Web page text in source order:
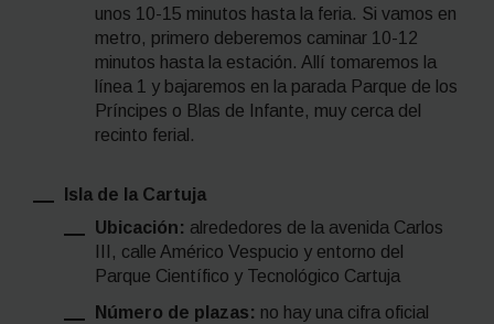
unos 10-15 minutos hasta la feria. Si vamos en
metro, primero deberemos caminar 10-12
minutos hasta la estación. Allí tomaremos la
línea 1 y bajaremos en la parada Parque de los
Príncipes o Blas de Infante, muy cerca del
recinto ferial.
Isla de la Cartuja
Ubicación: alrededores de la avenida Carlos
III, calle Américo Vespucio y entorno del
Parque Científico y Tecnológico Cartuja
Número de plazas: no hay una cifra oficial